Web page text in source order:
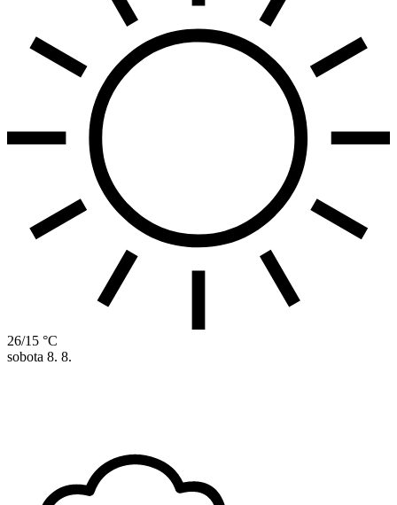
26/15 °C
sobota 8. 8.